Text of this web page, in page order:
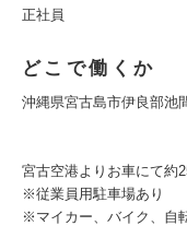
正社員
どこで働くか
沖縄県宮古島市伊良部池
宮古空港よりお車にて
※従業員用駐車場あり
※マイカー、バイク、自